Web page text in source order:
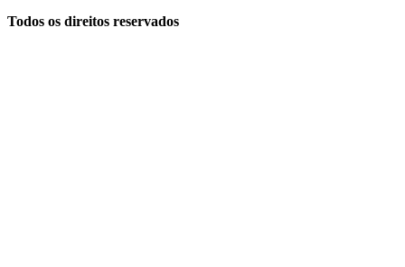
Todos os direitos reservados